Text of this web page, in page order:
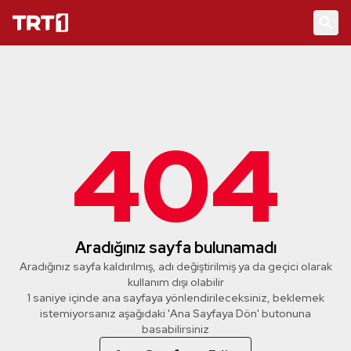
404
Aradığınız sayfa bulunamadı
Aradığınız sayfa kaldırılmış, adı değiştirilmiş ya da geçici olarak
kullanım dışı olabilir
1 saniye içinde ana sayfaya yönlendirileceksiniz, beklemek
istemiyorsanız aşağıdaki 'Ana Sayfaya Dön' butonuna
basabilirsiniz